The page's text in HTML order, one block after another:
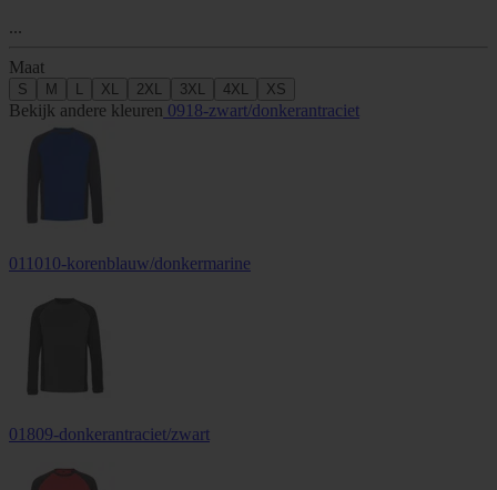
...
Maat
S M XL 2XL 3XL 4XL XS
Bekijk andere kleuren 0918-zwart/donkerantraciet
011010-korenblauw/donkermarine
01809-donkerantraciet/zwart